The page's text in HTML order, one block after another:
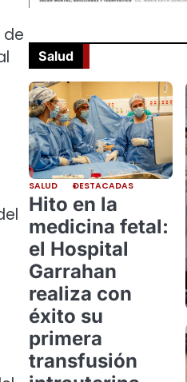
de
Salud
SALUD DESTACADAS
Hito en la
medicina fetal:
el Hospital
Garrahan
realiza con
éxito su
primera
transfusión